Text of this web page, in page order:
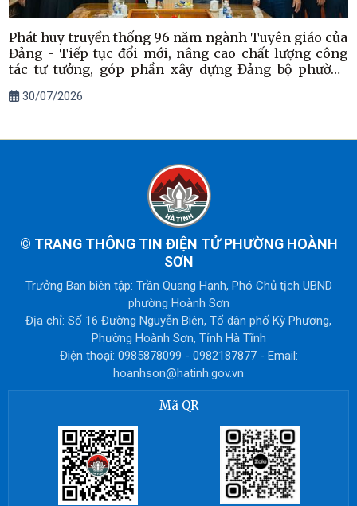
Phát huy truyền thống 96 năm ngành Tuyên giáo của
Đảng - Tiếp tục đổi mới, nâng cao chất lượng công
tác tư tưởng, góp phần xây dựng Đảng bộ phường
30/07/2026
© TRANG THÔNG TIN ĐIỆN TỬ PHƯỜNG HOÀNH
SƠN
Trưởng Ban biên tập: Trần Quang Hạnh, Phó Chủ tịch UBND
phường Hoành Sơn
Địa chỉ: Số 16 Đường Nguyễn Biên, Tổ dân phố Kỳ Phương,
Phường Hoành Sơn, Tỉnh Hà Tĩnh
Điện thoại: 0985878099 - 0982187877 - Email:
hoanhson@hatinh.gov.vn
Mã QR